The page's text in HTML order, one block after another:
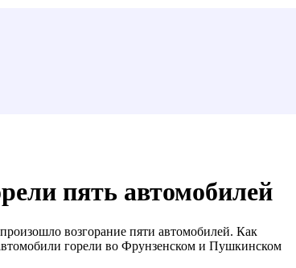
пять автомобилей
возгорание пяти автомобилей. Как
горели во Фрунзенском и Пушкинском